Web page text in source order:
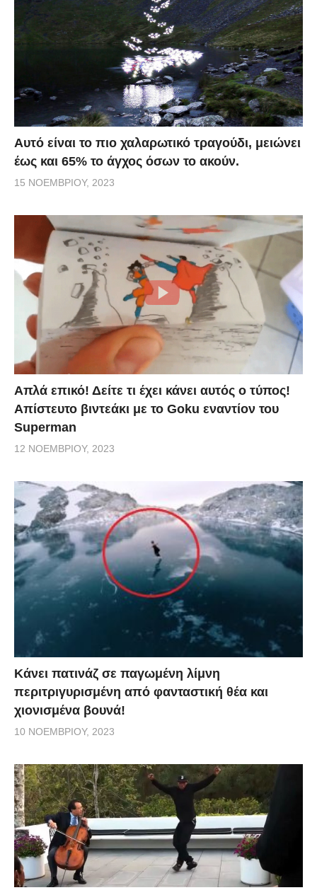
Αυτό είναι το πιο χαλαρωτικό τραγούδι, μειώνει
έως και 65% το άγχος όσων το ακούν.
15 ΝΟΕΜΒΡΊΟΥ, 2023
Απλά επικό! Δείτε τι έχει κάνει αυτός ο τύπος!
Απίστευτο βιντεάκι με το Goku εναντίον του
Superman
12 ΝΟΕΜΒΡΊΟΥ, 2023
Κάνει πατινάζ σε παγωμένη λίμνη
περιτριγυρισμένη από φανταστική θέα και
χιονισμένα βουνά!
10 ΝΟΕΜΒΡΊΟΥ, 2023